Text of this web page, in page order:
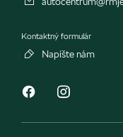
Kontaktný formulár
Napíšte nám